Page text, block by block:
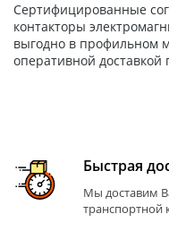
Сертифицированные
контакторы
выгодно в профильном
оперативной доставкой
Быстрая
Мы доставим
транспортной